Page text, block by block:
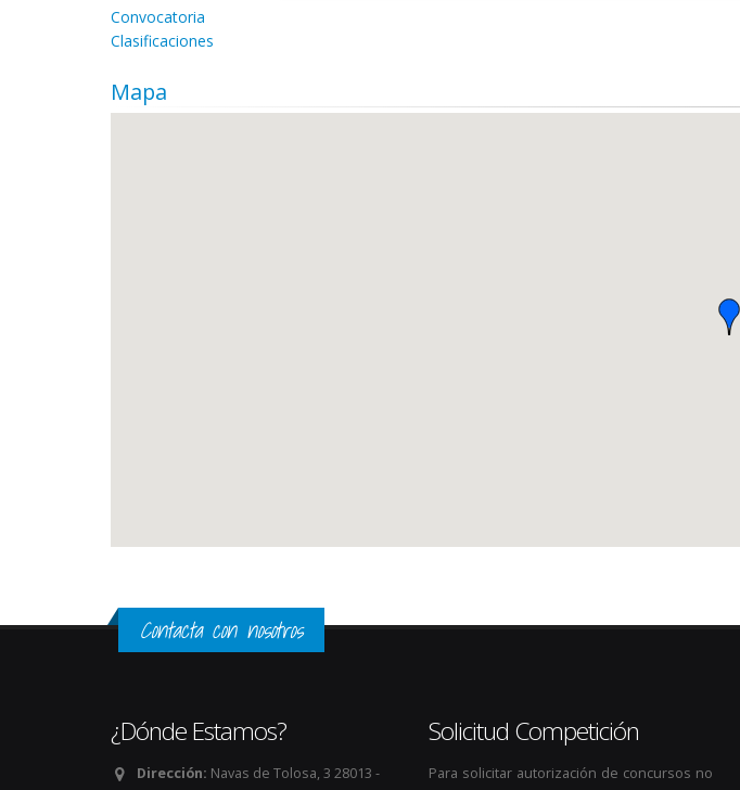
Convocatoria
Clasificaciones
Mapa
Contacta con nosotros
¿Dónde Estamos?
Dirección: Navas de Tolosa, 3 28013 -
Solicitud Competición
Para solicitar autorización de concursos no